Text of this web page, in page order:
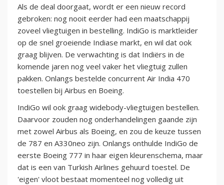
Als de deal doorgaat, wordt er een nieuw record
gebroken: nog nooit eerder had een maatschappij
zoveel vliegtuigen in bestelling. IndiGo is marktleider
op de snel groeiende Indiase markt, en wil dat ook
graag blijven. De verwachting is dat Indiërs in de
komende jaren nog veel vaker het vliegtuig zullen
pakken. Onlangs bestelde concurrent Air India 470
toestellen bij Airbus en Boeing.
IndiGo wil ook graag widebody-vliegtuigen bestellen.
Daarvoor zouden nog onderhandelingen gaande zijn
met zowel Airbus als Boeing, en zou de keuze tussen
de 787 en A330neo zijn. Onlangs onthulde IndiGo de
eerste Boeing 777 in haar eigen kleurenschema, maar
dat is een van Turkish Airlines gehuurd toestel. De
'eigen' vloot bestaat momenteel nog volledig uit